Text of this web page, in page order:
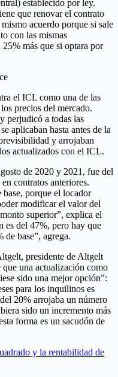
establecido por ley.
que renovar el contrato
acuerdo porque si sale
con las mismas
más que si optara por
el ICL como una de las
precios del mercado.
perjudicó a todas las
aplicaban hasta antes de la
y arrojaban
actualizados con el ICL.
de 2020 y 2021, fue del
contratos anteriores.
base, porque el locador
modificar el valor del
superior”, explica el
es del 47%, pero hay que
de base”, agrega.
presidente de Altgelt
una actualización como
sido una mejor opción”:
para los inquilinos es
20% arrojaba un número
sido un incremento más
forma es un sacudón de
y la rentabilidad de